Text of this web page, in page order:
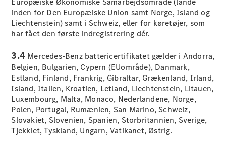
Mercedes-
Benz Online
Showroom
Stationcar
Alle
Stationcar
CLA
inden for Den Europæiske Union samt Norge, Island og
Liechtenstein) samt i Schweiz, eller for køretøjer, som
har fået den første indregistrering dér.
3.4 Mercedes-Benz battericertifikatet gælder i Andorra,
Belgien, Bulgarien, Cypern (EUområde), Danmark,
Estland, Finland, Frankrig, Gibraltar, Grækenland, Irland,
Island, Italien, Kroatien, Letland, Liechtenstein, Litauen,
Luxembourg, Malta, Monaco, Nederlandene, Norge,
Polen, Portugal, Rumænien, San Marino, Schweiz,
Slovakiet, Slovenien, Spanien, Storbritannien, Sverige,
Tjekkiet, Tyskland, Ungarn, Vatikanet, Østrig.